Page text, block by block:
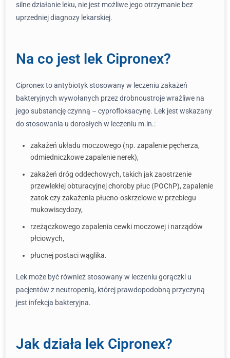
silne działanie leku, nie jest możliwe jego otrzymanie bez
uprzedniej diagnozy lekarskiej.
Na co jest lek Cipronex?
Cipronex to antybiotyk stosowany w leczeniu zakażeń
bakteryjnych wywołanych przez drobnoustroje wrażliwe na
jego substancję czynną – cyprofloksacynę. Lek jest wskazany
do stosowania u dorosłych w leczeniu m.in.:
zakażeń układu moczowego (np. zapalenie pęcherza,
odmiedniczkowe zapalenie nerek),
zakażeń dróg oddechowych, takich jak zaostrzenie
przewlekłej obturacyjnej choroby płuc (POChP), zapalenie
zatok czy zakażenia płucno-oskrzelowe w przebiegu
mukowiscydozy,
rzeżączkowego zapalenia cewki moczowej i narządów
płciowych,
płucnej postaci wąglika.
Lek może być również stosowany w leczeniu gorączki u
pacjentów z neutropenią, której prawdopodobną przyczyną
jest infekcja bakteryjna.
Jak działa lek Cipronex?